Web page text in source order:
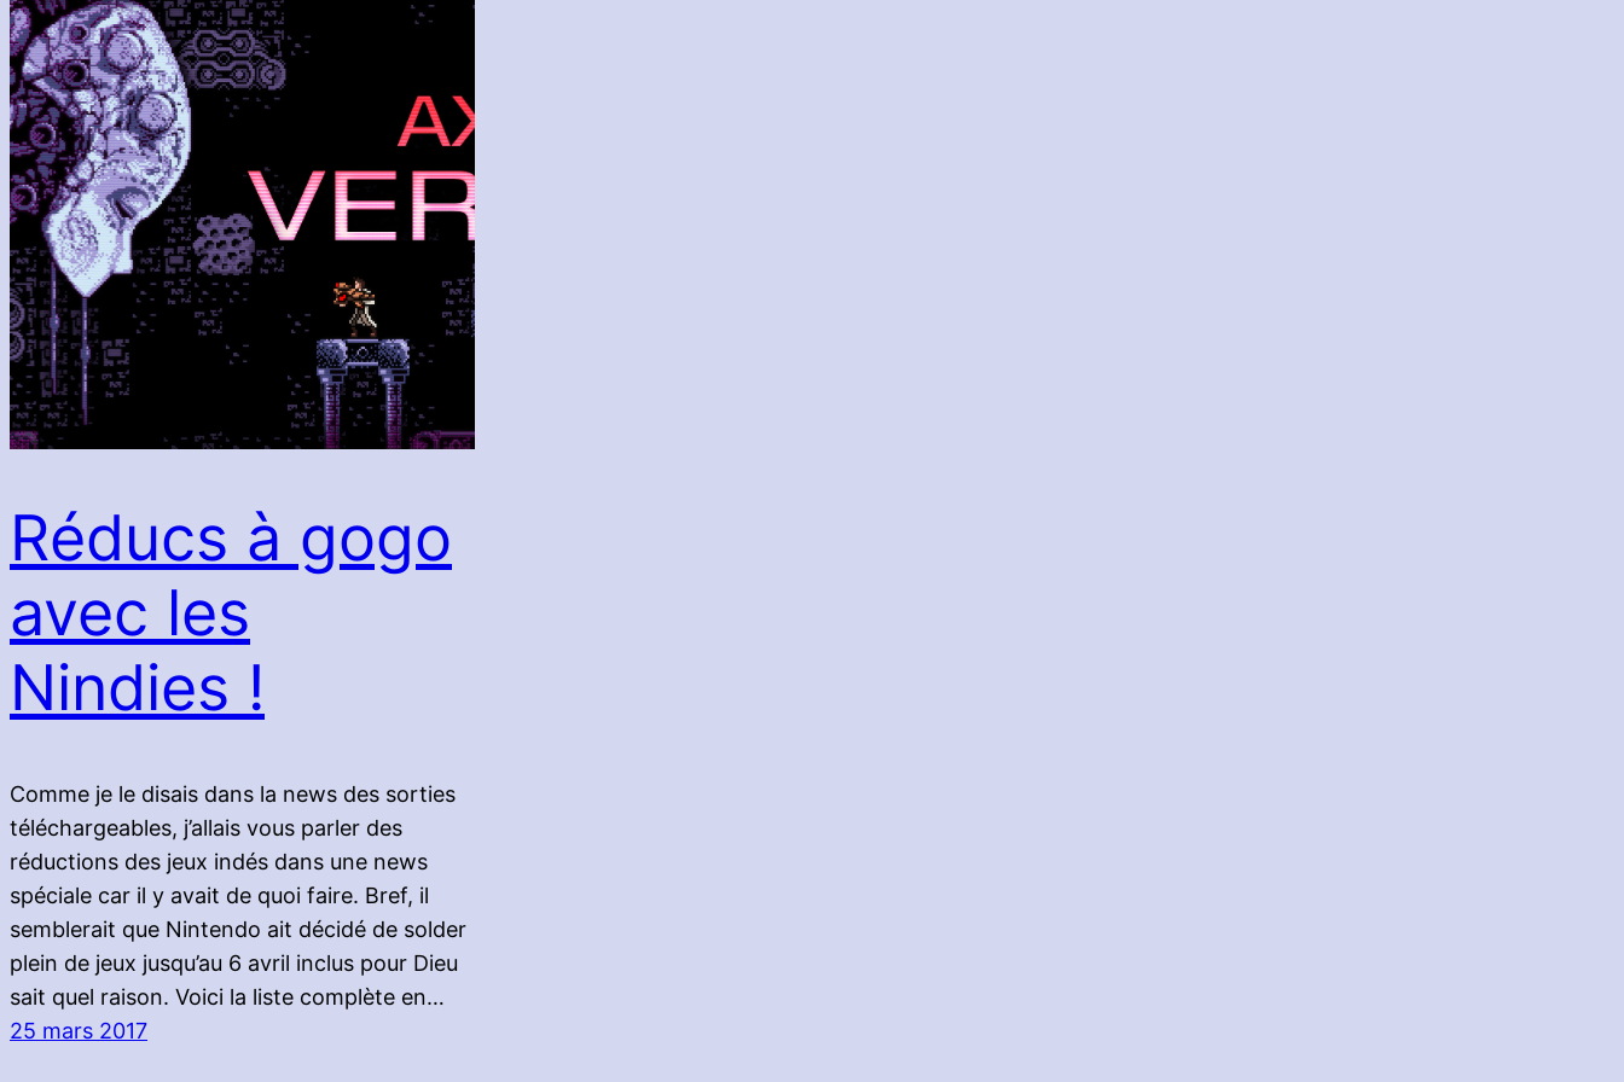
Réducs à gogo
avec les
Nindies !
Comme je le disais dans la news des sorties
téléchargeables, j’allais vous parler des
réductions des jeux indés dans une news
spéciale car il y avait de quoi faire. Bref, il
semblerait que Nintendo ait décidé de solder
plein de jeux jusqu’au 6 avril inclus pour Dieu
sait quel raison. Voici la liste complète en…
25 mars 2017